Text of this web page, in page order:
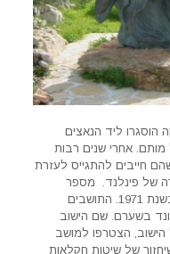
הוסגרו ליד הנאצים
מותם. אחרי שנים רבות
חייבים להתגייס לעזרת
של פינלנד. מספר
משפחות הגיעו לארץ והחל להקים ישוב בשנת 1971. התושבים
בשערם. שם הישוב
הישוב, הצטרפו למושב
של שיטות חקלאות